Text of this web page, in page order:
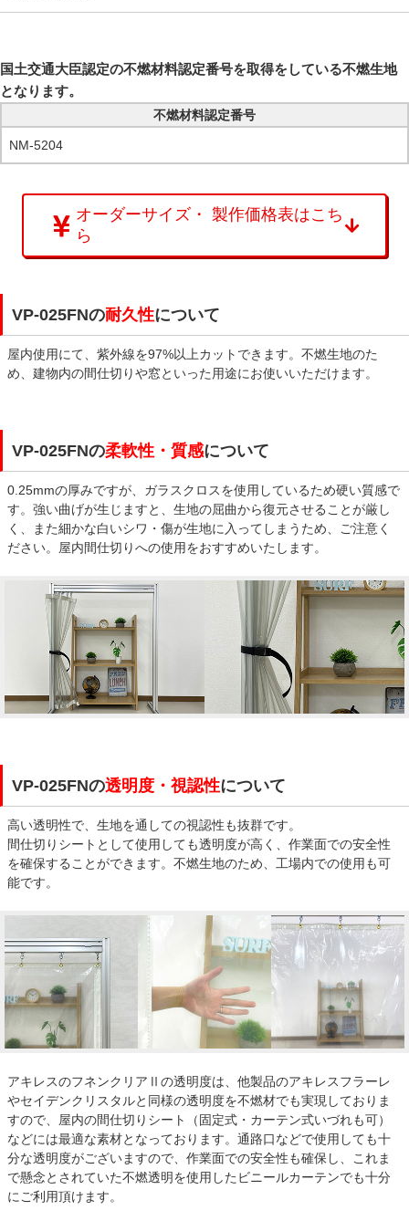
国土交通大臣認定の不燃材料認定番号を取得をしている不燃生地
となります。
不燃材料認定番号
NM-5204
オーダーサイズ・ 製作価格表はこち
ら
VP-025FNの耐久性について
屋内使用にて、紫外線を97%以上カットできます。不燃生地のた
め、建物内の間仕切りや窓といった用途にお使いいただけます。
VP-025FNの柔軟性・質感について
0.25mmの厚みですが、ガラスクロスを使用しているため硬い質感で
す。強い曲げが生じますと、生地の屈曲から復元させることが厳し
く、また細かな白いシワ・傷が生地に入ってしまうため、ご注意く
ださい。屋内間仕切りへの使用をおすすめいたします。
VP-025FNの透明度・視認性について
高い透明性で、生地を通しての視認性も抜群です。
間仕切りシートとして使用しても透明度が高く、作業面での安全性
を確保することができます。不燃生地のため、工場内での使用も可
能です。
アキレスのフネンクリアⅡの透明度は、他製品のアキレスフラーレ
やセイデンクリスタルと同様の透明度を不燃材でも実現しておりま
すので、屋内の間仕切りシート（固定式・カーテン式いづれも可）
などには最適な素材となっております。通路口などで使用しても十
分な透明度がございますので、作業面での安全性も確保し、これま
で懸念とされていた不燃透明を使用したビニールカーテンでも十分
にご利用頂けます。